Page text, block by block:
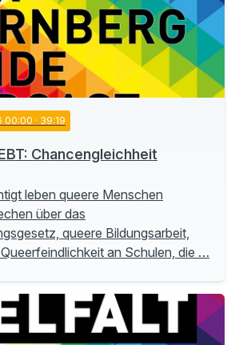
00:00 · 39:19
Chancengleichheit
leben queere Menschen
über das
queere Bildungsarbeit,
an Schulen, die …